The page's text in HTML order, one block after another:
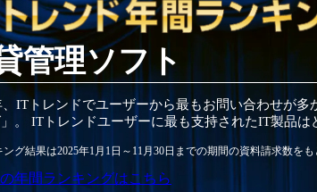
管理ソフト
、ITトレンドでユーザーから最もお問い合わせが多
。 ITトレンドユーザーに最も支持されたIT製品は
グ結果は2025年1月1日～ 11月30日 までの期間の資料請求数をも
年間ランキングはこちら